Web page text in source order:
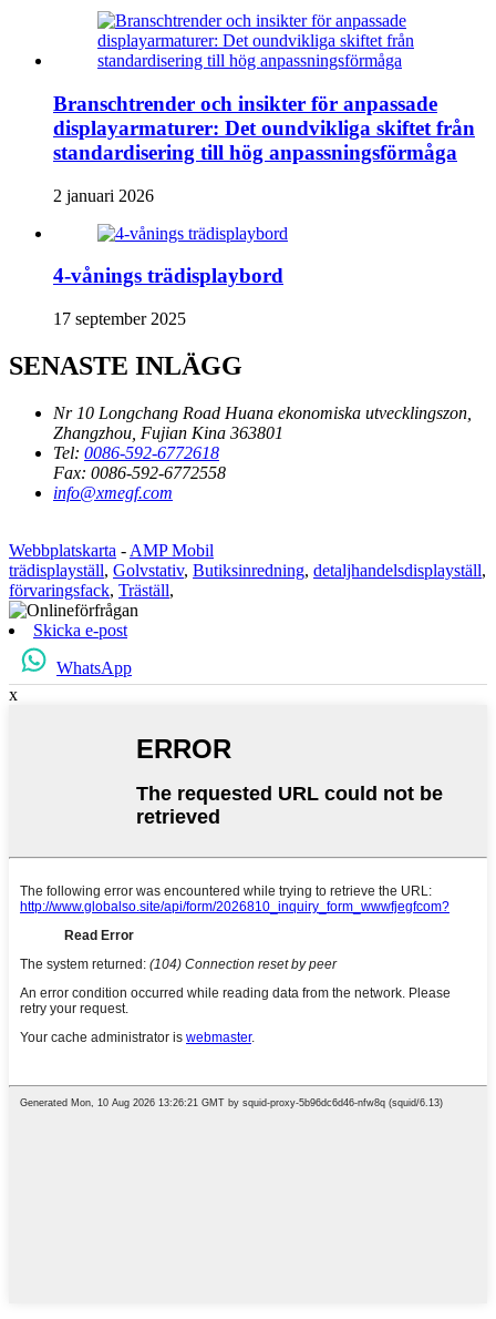
Branschtrender och insikter för anpassade
displayarmaturer: Det oundvikliga skiftet från
standardisering till hög anpassningsförmåga
2 januari 2026
4-vånings trädisplaybord
17 september 2025
SENASTE INLÄGG
Nr 10 Longchang Road Huana ekonomiska utvecklingszon,
Zhangzhou, Fujian Kina 363801
Tel: 0086-592-6772618
Fax: 0086-592-6772558
info@xmegf.com
Webbplatskarta - AMP Mobil
trädisplayställ, Golvstativ, Butiksinredning, detaljhandelsdisplayställ,
förvaringsfack, Träställ,
Skicka e-post
WhatsApp
x